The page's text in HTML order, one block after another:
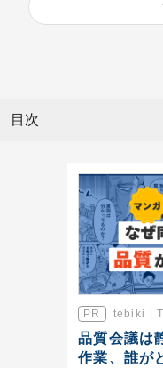
目次
tebiki |
品質会議は
作業、誰が